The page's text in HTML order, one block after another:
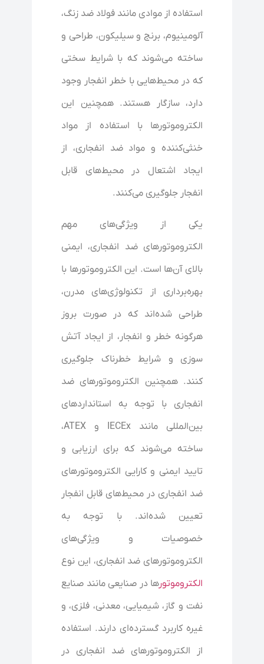
استفاده از موادی مانند فولاد ضد زنگ،
آلومینیوم، برنج و سیلیکون، طراحی و
ساخته می‌شوند که با شرایط سختی
که در محیط‌هایی با خطر انفجار وجود
دارد، سازگار هستند. همچنین این
الکتروموتورها با استفاده از مواد
خنثی‌کننده و مواد ضد انفجاری، از
ایجاد اشتعال در محیط‌های قابل
انفجار جلوگیری می‌کنند.
یکی از ویژگی‌های مهم
الکتروموتورهای ضد انفجاری، ایمنی
بالای آن‌ها است. این الکتروموتورها با
بهره‌برداری از تکنولوژی‌های مدرن،
طراحی شده‌اند که در صورت بروز
هرگونه خطر و انفجار، از ایجاد آتش
سوزی و شرایط خطرناک جلوگیری
کنند. همچنین الکتروموتورهای ضد
انفجاری با توجه به استانداردهای
بین‌المللی مانند IECEx و ATEX،
ساخته می‌شوند که برای ارزیابی و
تایید ایمنی و کارایی الکتروموتورهای
ضد انفجاری در محیط‌های قابل انفجار
تعیین شده‌اند. با توجه به
خصوصیات و ویژگی‌های
الکتروموتورهای ضد انفجاری، این نوع
الکتروموتورها در صنایعی مانند صنایع
نفت و گاز، شیمیایی، معدنی، فلزی، و
غیره کاربرد گسترده‌ای دارند. استفاده
از الکتروموتورهای ضد انفجاری در